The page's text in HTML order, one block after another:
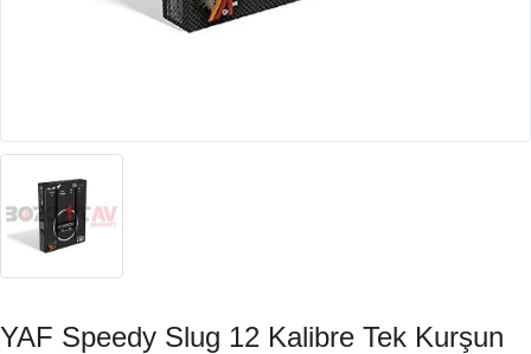
YAF Speedy Slug 12 Kalibre Tek Kurşun